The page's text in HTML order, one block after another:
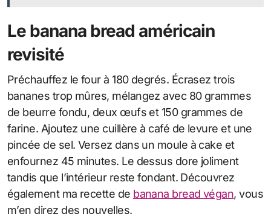
Le banana bread américain
revisité
Préchauffez le four à 180 degrés. Écrasez trois
bananes trop mûres, mélangez avec 80 grammes
de beurre fondu, deux œufs et 150 grammes de
farine. Ajoutez une cuillère à café de levure et une
pincée de sel. Versez dans un moule à cake et
enfournez 45 minutes. Le dessus dore joliment
tandis que l’intérieur reste fondant. Découvrez
également ma recette de banana bread végan, vous
m’en direz des nouvelles.